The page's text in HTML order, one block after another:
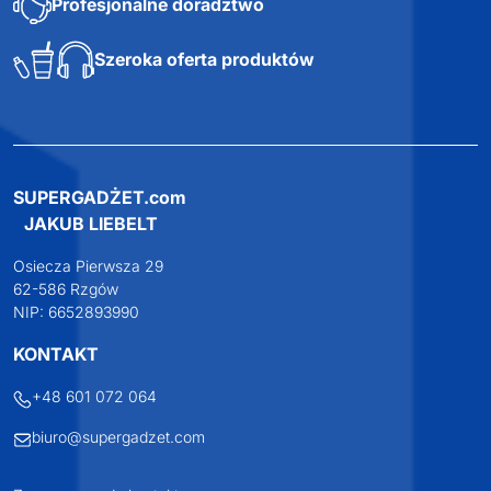
BOWY
Darmowa wizualizacja
Profesjonalne doradztwo